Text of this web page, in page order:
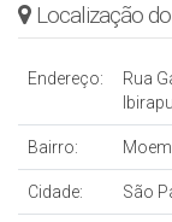
Localização
Endereço: Rua
Bairro:
Cidade: São